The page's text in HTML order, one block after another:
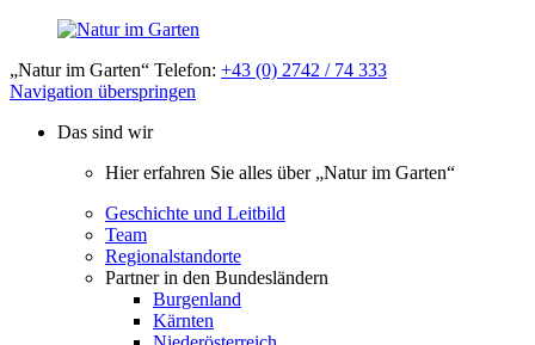
„Natur im Garten“ Telefon: +43 (0) 2742 / 74 333
Navigation überspringen
Das sind wir
Hier erfahren Sie alles über „Natur im Garten“
Geschichte und Leitbild
Team
Regionalstandorte
Partner in den Bundesländern
Burgenland
Kärnten